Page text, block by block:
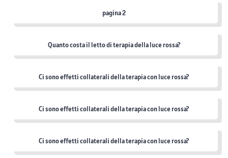
pagina 2
Quanto costa il letto di terapia della luce rossa?
Ci sono effetti collaterali della terapia con luce rossa?
Ci sono effetti collaterali della terapia con luce rossa?
Ci sono effetti collaterali della terapia con luce rossa?